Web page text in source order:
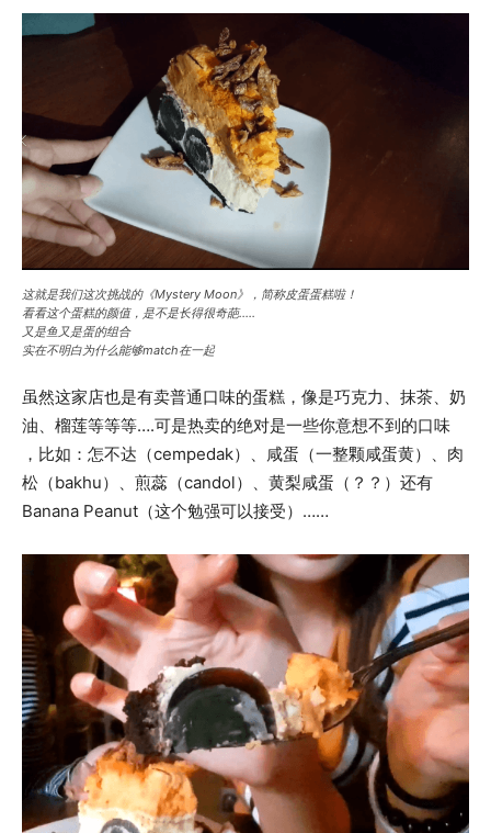
这就是我们这次挑战的《Mystery Moon》，简称皮蛋蛋糕啦！
看看这个蛋糕的颜值，是不是长得很奇葩…..
又是鱼又是蛋的组合
实在不明白为什么能够match在一起
虽然这家店也是有卖普通口味的蛋糕，像是巧克力、抹茶、奶
油、榴莲等等等….可是热卖的绝对是一些你意想不到的口味
，比如：怎不达（cempedak）、咸蛋（一整颗咸蛋黄）、肉
松（bakhu）、煎蕊（candol）、黄梨咸蛋（？？）还有
Banana Peanut（这个勉强可以接受）……